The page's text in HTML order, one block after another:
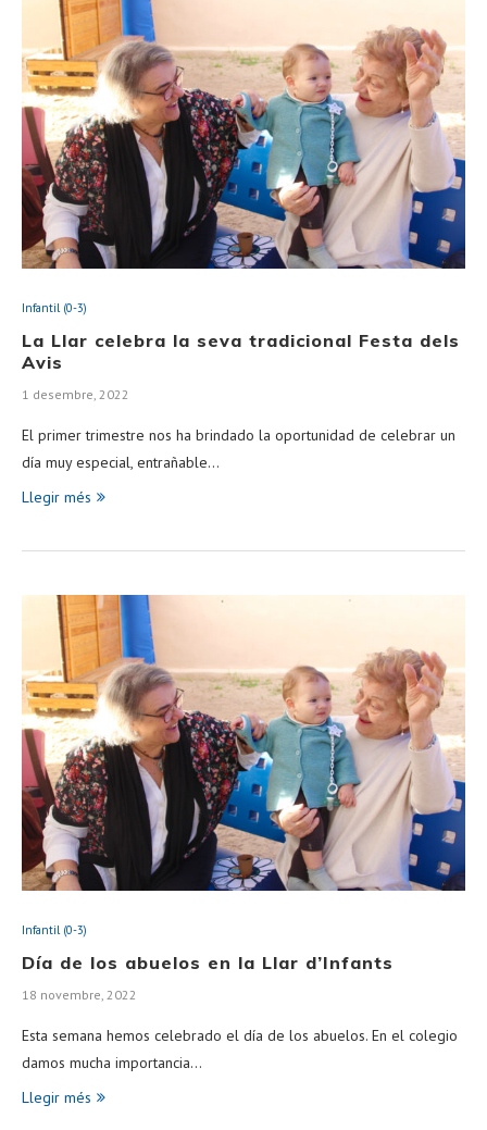
Infantil (0-3)
La Llar celebra la seva tradicional Festa dels
Avis
1 desembre, 2022
El primer trimestre nos ha brindado la oportunidad de celebrar un
día muy especial, entrañable…
Llegir més
Infantil (0-3)
Día de los abuelos en la Llar d’Infants
18 novembre, 2022
Esta semana hemos celebrado el día de los abuelos. En el colegio
damos mucha importancia…
Llegir més